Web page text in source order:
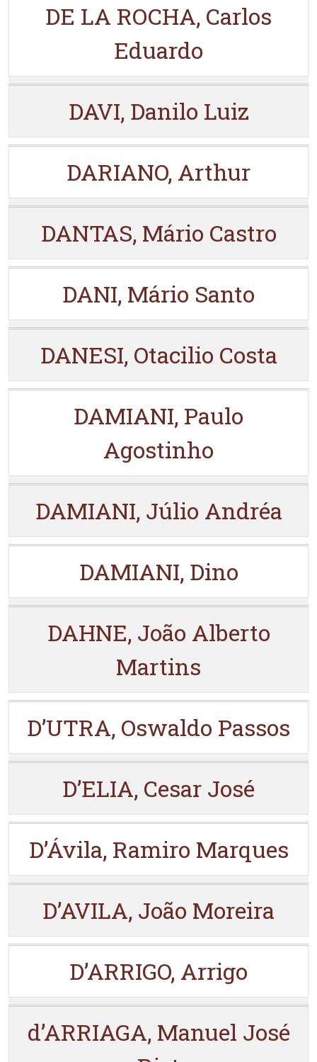
DE LA ROCHA, Carlos
Eduardo
DAVI, Danilo Luiz
DARIANO, Arthur
DANTAS, Mário Castro
DANI, Mário Santo
DANESI, Otacilio Costa
DAMIANI, Paulo
Agostinho
DAMIANI, Júlio Andréa
DAMIANI, Dino
DAHNE, João Alberto
Martins
D’UTRA, Oswaldo Passos
D’ELIA, Cesar José
D’Ávila, Ramiro Marques
D’AVILA, João Moreira
D’ARRIGO, Arrigo
d’ARRIAGA, Manuel José